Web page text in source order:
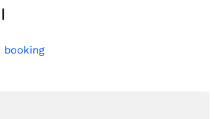
booking